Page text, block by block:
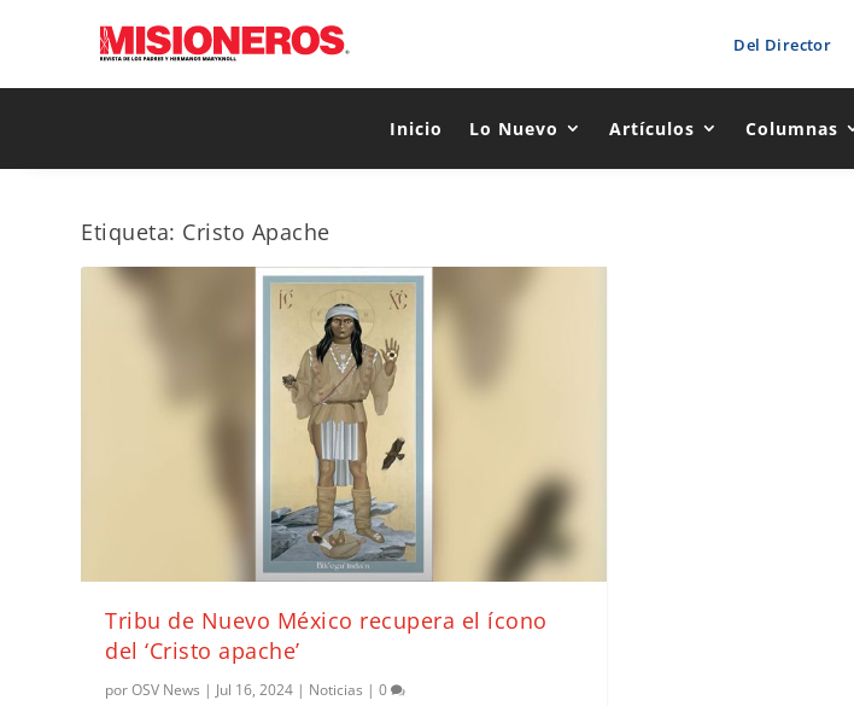
Del Director
Inicio Lo Nuevo Artículos Columnas
Etiqueta: Cristo Apache
Tribu de Nuevo México recupera el ícono
del ‘Cristo apache’
porOSV News | Jul 16, 2024 | Noticias |0